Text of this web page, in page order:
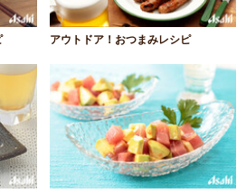
アウトドア！おつまみレシピ